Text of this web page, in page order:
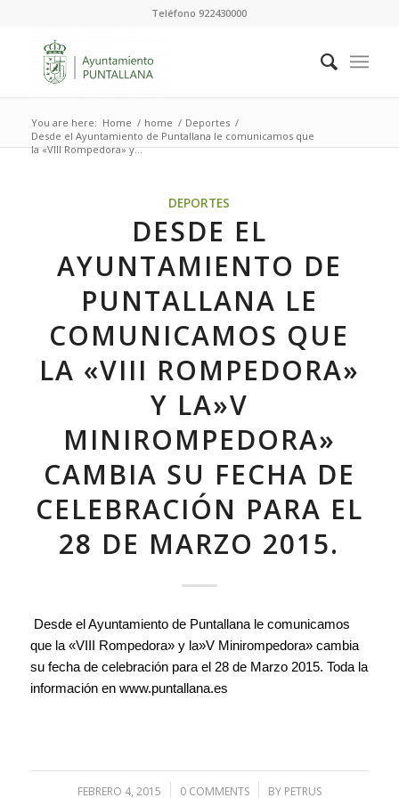
Teléfono 922430000
You are here: Home / home / Deportes /
Desde el Ayuntamiento de Puntallana le comunicamos que
la «VIII Rompedora» y...
DEPORTES
DESDE EL
AYUNTAMIENTO DE
PUNTALLANA LE
COMUNICAMOS QUE
LA «VIII ROMPEDORA»
Y LA»V
MINIROMPEDORA»
CAMBIA SU FECHA DE
CELEBRACIÓN PARA EL
28 DE MARZO 2015.
Desde el Ayuntamiento de Puntallana le comunicamos
que la «VIII Rompedora» y la»V Minirompedora» cambia
su fecha de celebración para el 28 de Marzo 2015. Toda la
información en www.puntallana.es
FEBRERO 4, 2015
/ 0 COMMENTS
/ BY PETRUS